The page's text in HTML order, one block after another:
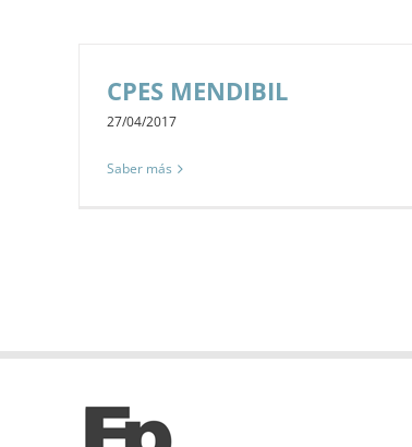
CPES MENDIBIL
27/04/2017
Saber más